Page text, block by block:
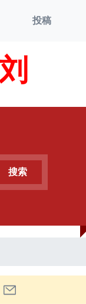
投稿
搜索